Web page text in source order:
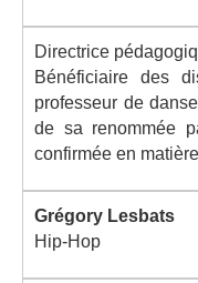
Directrice
Bénéficiaire des
professeur de
de sa renommée
confirmée en
Grégory Lesbats
Hip-Hop